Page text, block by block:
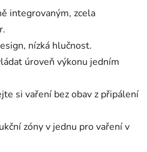
integrovaným, zcela
nízká hlučnost.
úroveň výkonu jedním
si vaření bez obav z připálení
zóny v jednu pro vaření v